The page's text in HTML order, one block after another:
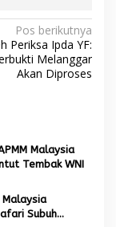
Pos berikutnya
Periksa Ipda YF:
Melanggar
Akan Diproses
Malaysia
Tembak WNI
Subuh